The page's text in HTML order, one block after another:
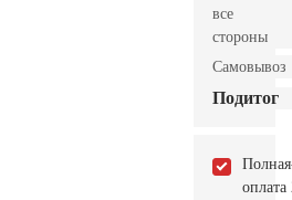
все
стороны
Самовывоз
Подитог
Полная
оплата